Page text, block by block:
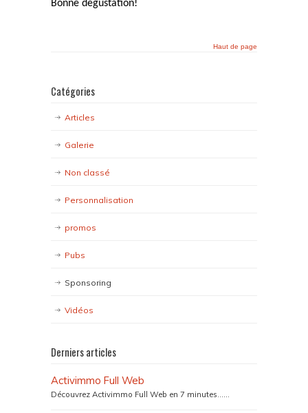
Bonne dégustation!
Haut de page
Catégories
Articles
Galerie
Non classé
Personnalisation
promos
Pubs
Sponsoring
Vidéos
Derniers articles
Activimmo Full Web
Découvrez Activimmo Full Web en 7 minutes…...